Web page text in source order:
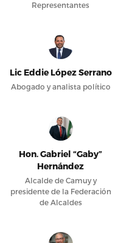
Representantes
Lic Eddie López Serrano
Abogado y analista político
Hon. Gabriel “Gaby”
Hernández
Alcalde de Camuy y
presidente de la Federación
de Alcaldes